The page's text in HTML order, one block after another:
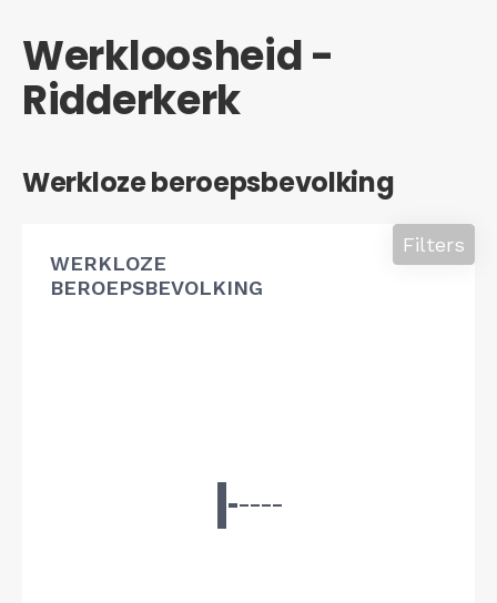
Werkloosheid -
Ridderkerk
Werkloze beroepsbevolking
WERKLOZE
BEROEPSBEVOLKING
Filters